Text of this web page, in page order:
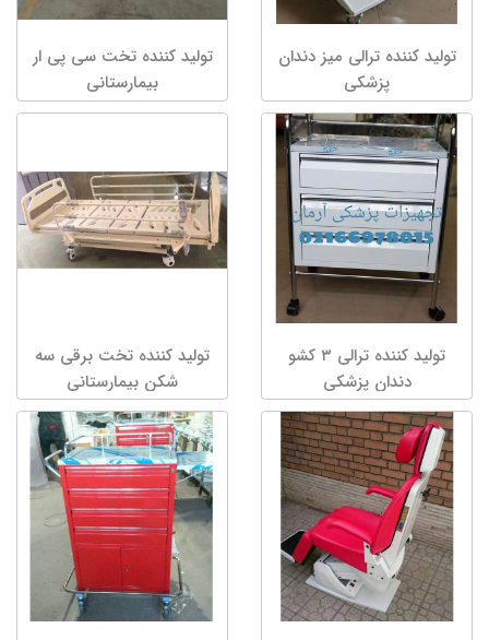
تولید کننده ترالی میز دندان
پزشکی
تولید کننده تخت سی پی ار
بیمارستانی
تولید کننده ترالی ۳ کشو
دندان پزشکی
تولید کننده تخت برقی سه
شکن بیمارستانی